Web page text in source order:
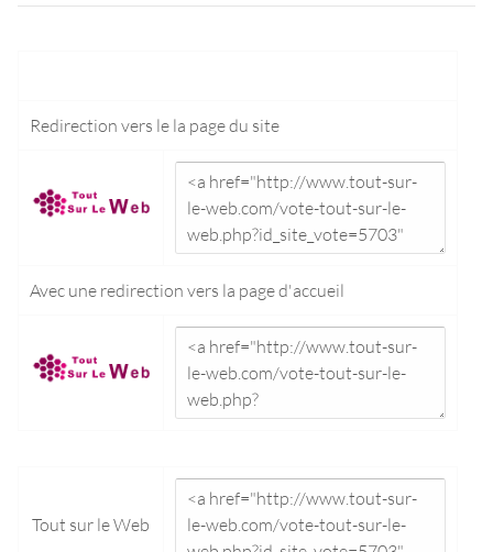
Redirection vers le la page du site
Avec une redirection vers la page d'accueil
Tout sur le Web